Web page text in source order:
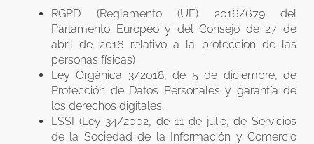
RGPD (Reglamento (UE) 2016/679 del
Parlamento Europeo y del Consejo de 27 de
abril de 2016 relativo a la protección de las
personas físicas)
Ley Orgánica 3/2018, de 5 de diciembre, de
Protección de Datos Personales y garantía de
los derechos digitales.
LSSI (Ley 34/2002, de 11 de julio, de Servicios
de la Sociedad de la Información y Comercio